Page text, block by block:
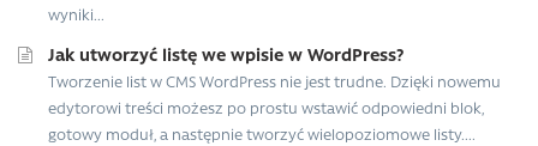
wyniki...
Jak utworzyć listę we wpisie w WordPress?
Tworzenie list w CMS WordPress nie jest trudne. Dzięki nowemu
edytorowi treści możesz po prostu wstawić odpowiedni blok,
gotowy moduł, a następnie tworzyć wielopoziomowe listy....